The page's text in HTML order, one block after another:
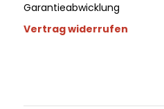
Garantieabwicklung
Vertrag widerrufen